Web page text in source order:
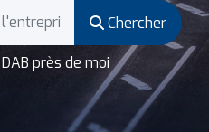
Chercher
près de moi